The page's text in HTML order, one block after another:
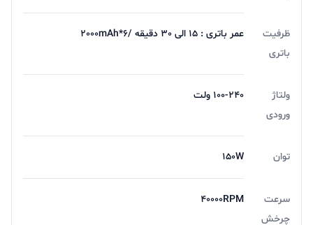
ظرفیت
باتری
عمر باتری : 15 الی 30 دقیقه /2000mAh*6
ولتاژ
ورودی
100-240 ولت
توان 150W
سرعت
چرخش
40000RPM